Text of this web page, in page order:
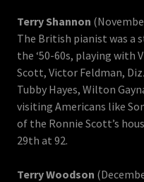
Terry Shannon
The British pianist was a
the ‘50-60s, playing with
Scott, Victor Feldman,
Tubby Hayes, Wilton
visiting Americans like
of the Ronnie Scott’s
29th at 92.
Terry Woodson